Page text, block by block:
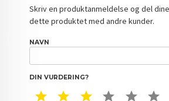
Skriv en produktanmeldelse og del
dette produktet med andre kunder.
NAVN
DIN VURDERING?
1 STAR2 STAR3 STAR4 STAR
5